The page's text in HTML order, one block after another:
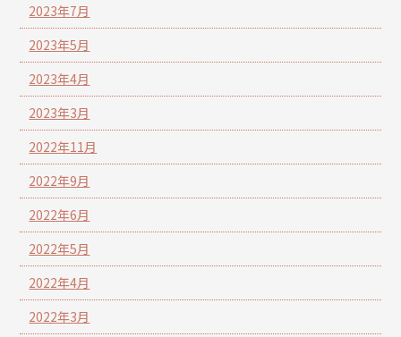
2023年7月
2023年5月
2023年4月
2023年3月
2022年11月
2022年9月
2022年6月
2022年5月
2022年4月
2022年3月